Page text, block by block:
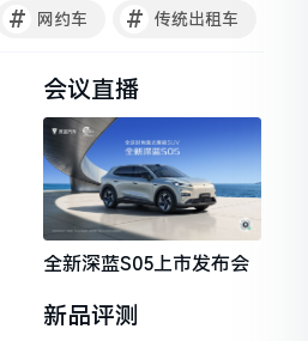
# 网约车 # 传统出租车
会议直播
全新深蓝S05上市发布会
新品评测